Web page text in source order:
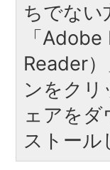
ちでない
「
Reader
ンをクリ
ェアをダ
ストール